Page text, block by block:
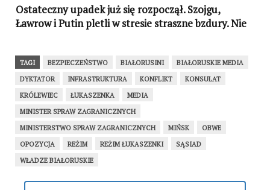
Ostateczny upadek już się rozpoczął. Szojgu,
Ławrow i Putin pletli w stresie straszne bzdury. Nie
TAGI BEZPIECZEŃSTWO BIAŁORUSINI
BIAŁORUSKIE MEDIA
DYKTATOR
INFRASTRUKTURA KONFLIKT
KONSULAT
KRÓLEWIEC
ŁUKASZENKA
MEDIA
MINISTER SPRAW ZAGRANICZNYCH
MINISTERSTWO SPRAW ZAGRANICZNYCH
MIŃSK
OBWE
OPOZYCJA
REŻIM REŻIM ŁUKASZENKI
SĄSIAD
WŁADZE BIAŁORUSKIE